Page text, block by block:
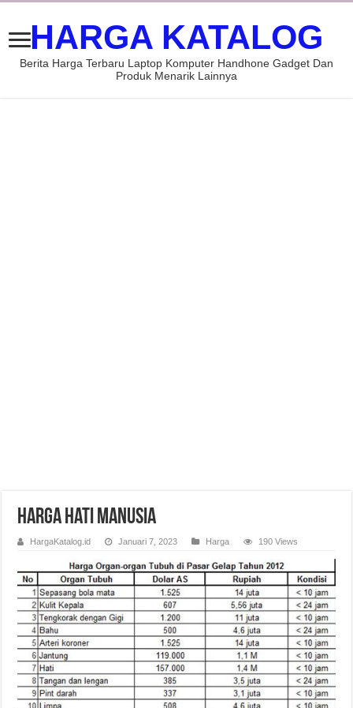
HARGA KATALOG
Berita Harga Terbaru Laptop Komputer Handhone Gadget Dan
Produk Menarik Lainnya
Harga Hati Manusia
HargaKatalog.id Januari 7, 2023 Harga 190 Views